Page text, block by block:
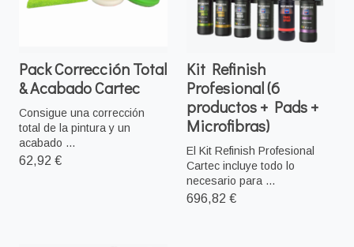
Pack Corrección Total
& Acabado Cartec
Consigue una corrección
total de la pintura y un
acabado ...
62,92 €
Kit Refinish
Profesional (6
productos + Pads +
Microfibras)
El Kit Refinish Profesional
Cartec incluye todo lo
necesario para ...
696,82 €